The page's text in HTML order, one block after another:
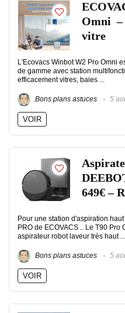
Omni –
vitre
L'Ecovacs Winbot W2 Pro Omni
de gamme avec station
efficacement vitres, baies ...
Bons plans astuces 5
VOIR
649€ –
Pour une station d'aspiration
PRO de ECOVACS .. Le T90
aspirateur robot laveur très haut ...
Bons plans astuces 5
VOIR